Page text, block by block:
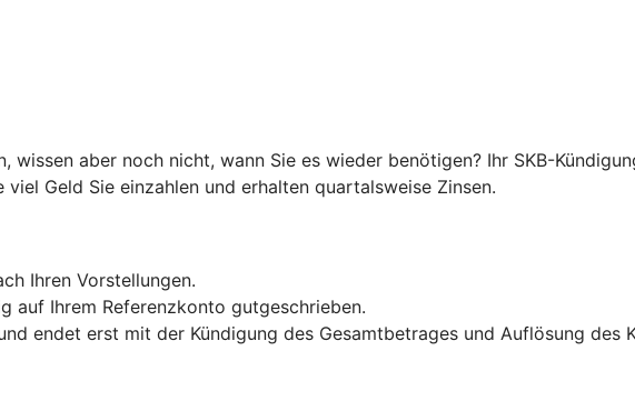
wissen aber noch nicht, wann Sie es wieder benötigen? Ihr SKB-
Geld Sie einzahlen und erhalten quartalsweise Zinsen.
Ihren Vorstellungen.
auf Ihrem Referenzkonto gutgeschrieben.
endet erst mit der Kündigung des Gesamtbetrages und Auflösung des